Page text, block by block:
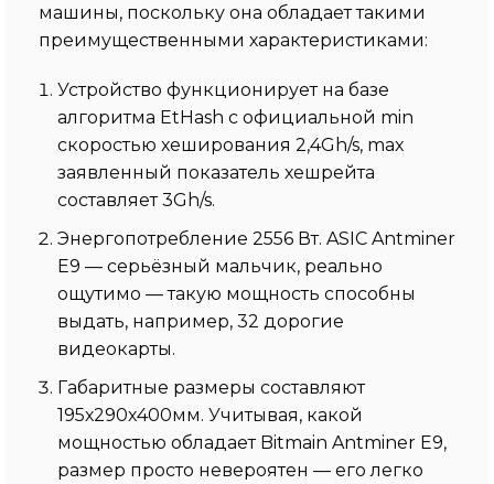
машины, поскольку она обладает такими
преимущественными характеристиками:
Устройство функционирует на базе
алгоритма EtHash с официальной min
скоростью хеширования 2,4Gh/s, max
заявленный показатель хешрейта
составляет 3Gh/s.
Энергопотребление 2556 Вт. ASIC Antminer
E9 — серьёзный мальчик, реально
ощутимо — такую мощность способны
выдать, например, 32 дорогие
видеокарты.
Габаритные размеры составляют
195х290х400мм. Учитывая, какой
мощностью обладает Bitmain Antminer E9,
размер просто невероятен — его легко